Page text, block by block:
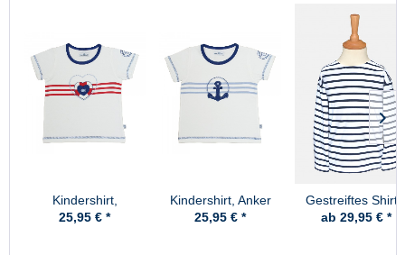
Kindershirt,
Rettungsherz
25,95 € *
Kindershirt, Anker
25,95 € *
Gestreiftes Shirt -
Kinder -
ab 29,95 € *